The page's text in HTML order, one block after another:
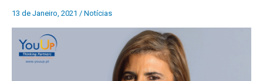
13 de Janeiro, 2021 / Notícias